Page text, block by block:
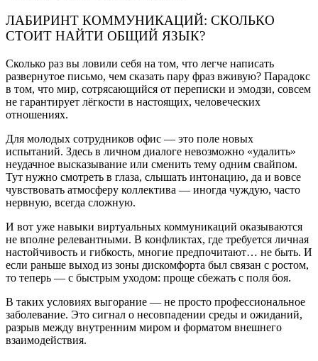
ЛАБИРИНТ КОММУНИКАЦИЙ: СКОЛЬКО
СТОИТ НАЙТИ ОБЩИЙ ЯЗЫК?
Сколько раз вы ловили себя на том, что легче написать
развернутое письмо, чем сказать пару фраз вживую? Парадокс
в том, что мир, сотрясающийся от переписки и эмодзи, совсем
не гарантирует лёгкости в настоящих, человеческих
отношениях.
Для молодых сотрудников офис — это поле новых
испытаний. Здесь в личном диалоге невозможно «удалить»
неудачное высказывание или сменить тему одним свайпом.
Тут нужно смотреть в глаза, слышать интонацию, да и вовсе
чувствовать атмосферу коллектива — иногда чуждую, часто
нервную, всегда сложную.
И вот уже навыки виртуальных коммуникаций оказываются
не вполне релевантными. В конфликтах, где требуется личная
настойчивость и гибкость, многие предпочитают… не быть. И
если раньше выход из зоны дискомфорта был связан с ростом,
то теперь — с быстрым уходом: проще сбежать с поля боя.
В таких условиях выгорание — не просто профессиональное
заболевание. Это сигнал о несовпадении среды и ожиданий,
разрыв между внутренним миром и форматом внешнего
взаимодействия.